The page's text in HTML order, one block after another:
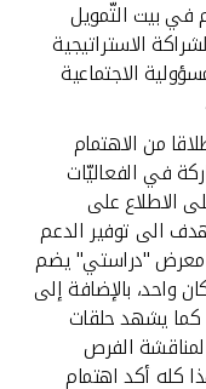
في بيت التّمويل
الاستراتيجية
الاجتماعية
من الاهتمام
في الفعاليّات
الاطلاع على
الى توفير الدعم
معرض "دراستي" يضم
مكان واحد، بالإضافة إلى
كما يشهد حلقات
لمناقشة الفرص
كله أكد اهتمام